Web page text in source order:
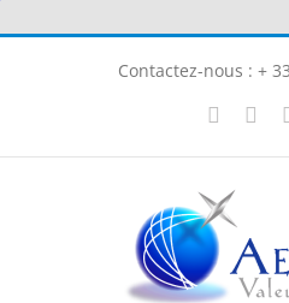
Contactez-nous : +